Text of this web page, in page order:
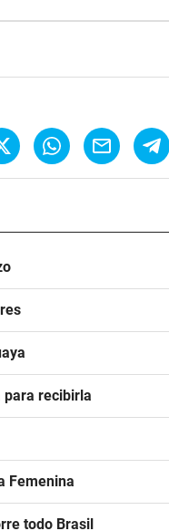
para recibirla
Femenina
todo Brasil